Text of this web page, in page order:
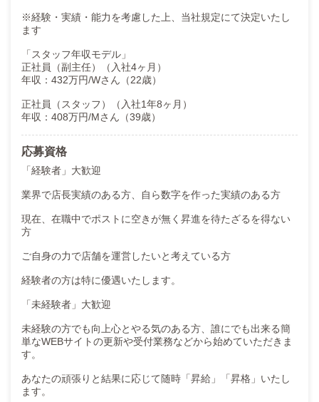
※経験・実績・能力を考慮した上、当社規定にて決定いたし
ます
「スタッフ年収モデル」
正社員（副主任）（入社4ヶ月）
年収：432万円/Wさん（22歳）
正社員（スタッフ）（入社1年8ヶ月）
年収：408万円/Mさん（39歳）
応募資格
「経験者」大歓迎
業界で店長実績のある方、自ら数字を作った実績のある方
現在、在職中でポストに空きが無く昇進を待たざるを得ない
方
ご自身の力で店舗を運営したいと考えている方
経験者の方は特に優遇いたします。
「未経験者」大歓迎
未経験の方でも向上心とやる気のある方、誰にでも出来る簡
単なWEBサイトの更新や受付業務などから始めていただきま
す。
あなたの頑張りと結果に応じて随時「昇給」「昇格」いたし
ます。